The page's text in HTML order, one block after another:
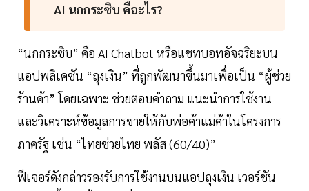
AI นกกระซิบ คือะไร?
“นกกระซิบ” คือ AI Chatbot หรือแชทบอทอัจฉริยะบน
แอปพลิเคชัน “ถุงเงิน” ที่ถูกพัฒนาขึ้นมาเพื่อเป็น “ผู้ช่วย
ร้านค้า” โดยเฉพาะ ช่วยตอบคำถาม แนะนำการใช้งาน
และวิเคราะห์ข้อมูลการขายให้กับพ่อค้าแม่ค้าในโครงการ
ภาครัฐ เช่น “ไทยช่วยไทย พลัส (60/40)”
ฟีเจอร์ดังกล่าวรองรับการใช้งานบนแอปถุงเงิน เวอร์ชัน